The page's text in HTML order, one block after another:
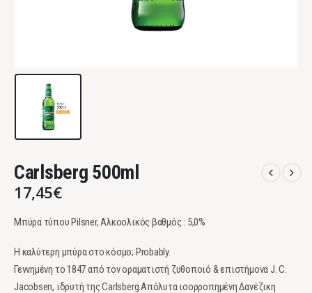
Carlsberg 500ml
17,45€
Μπύρα τύπου Pilsner, Αλκοολικός βαθμός : 5,0%
Η καλύτερη μπύρα στο κόσμο; Probably.
Γεννημένη το 1847 από τον οραματιστή ζυθοποιό & επιστήμονα J. C.
Jacobsen, ιδρυτή της Carlsberg.Απόλυτα ισορροπημένη Δανέζικη